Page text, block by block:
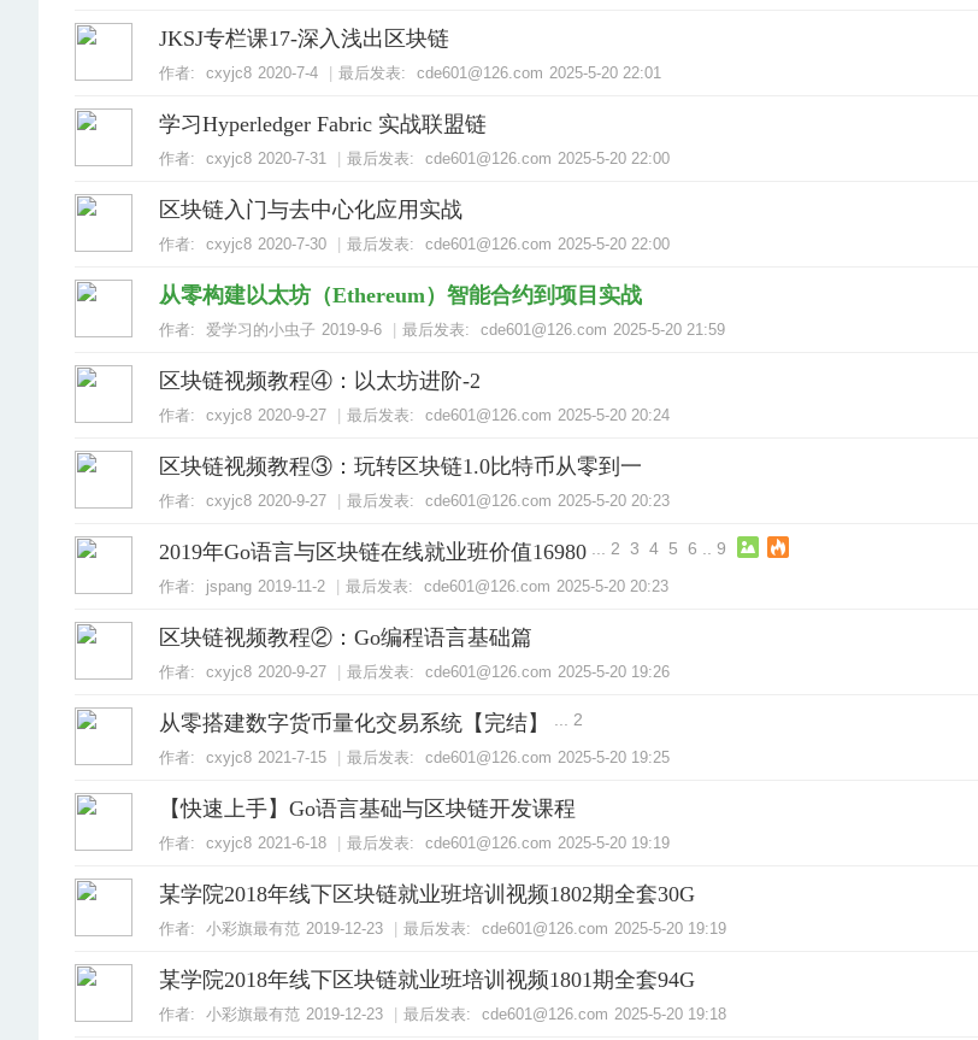
JKSJ专栏课17-深入浅出区块链
作者: cxyjc8 2020-7-4 最后发表: cde601@126.com 2025-5-20 22:01
学习Hyperledger Fabric 实战联盟链
作者: cxyjc8 2020-7-31 最后发表: cde601@126.com 2025-5-20 22:00
区块链入门与去中心化应用实战
作者: cxyjc8 2020-7-30 最后发表: cde601@126.com 2025-5-20 22:00
从零构建以太坊（Ethereum）智能合约到项目实战
作者: 爱学习的小虫子 2019-9-6 最后发表: cde601@126.com 2025-5-20 21:59
区块链视频教程④：以太坊进阶-2
作者: cxyjc8 2020-9-27 最后发表: cde601@126.com 2025-5-20 20:24
区块链视频教程③：玩转区块链1.0比特币从零到一
作者: cxyjc8 2020-9-27 最后发表: cde601@126.com 2025-5-20 20:23
2019年Go语言与区块链在线就业班价值16980 2 3 4 5 6 9
作者: jspang 2019-11-2 最后发表: cde601@126.com 2025-5-20 20:23
区块链视频教程②：Go编程语言基础篇
作者: cxyjc8 2020-9-27 最后发表: cde601@126.com 2025-5-20 19:26
从零搭建数字货币量化交易系统【完结】 2
作者: cxyjc8 2021-7-15 最后发表: cde601@126.com 2025-5-20 19:25
【快速上手】Go语言基础与区块链开发课程
作者: cxyjc8 2021-6-18 最后发表: cde601@126.com 2025-5-20 19:19
某学院2018年线下区块链就业班培训视频1802期全套30G
作者: 小彩旗最有范 2019-12-23 最后发表: cde601@126.com 2025-5-20 19:19
某学院2018年线下区块链就业班培训视频1801期全套94G
作者: 小彩旗最有范 2019-12-23 最后发表: cde601@126.com 2025-5-20 19:18